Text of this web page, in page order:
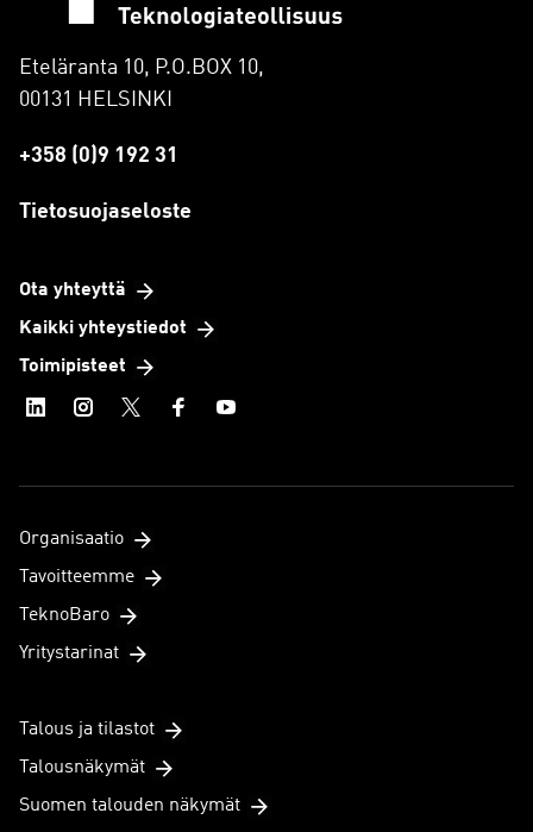
Eteläranta 10, P.O.BOX 10,
00131 HELSINKI
+358 (0)9 192 31
Tietosuojaseloste
Ota yhteyttä
Kaikki yhteystiedot
Toimipisteet
Organisaatio
Tavoitteemme
TeknoBaro
Yritystarinat
Talous ja tilastot
Talousnäkymät
Suomen talouden näkymät